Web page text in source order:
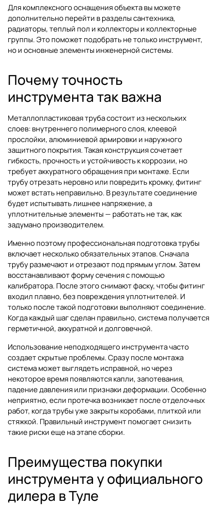
Для комплексного оснащения объекта вы можете
дополнительно перейти в разделысантехника,
радиаторы,теплый пол и коллекторы и коллекторные
группы. Это поможет подобрать не только инструмент,
но и основные элементы инженерной системы.
Почему точность
инструмента так важна
Металлопластиковая труба состоит из нескольких
слоев: внутреннего полимерного слоя, клеевой
прослойки, алюминиевой армировки и наружного
защитного покрытия. Такая конструкция сочетает
гибкость, прочность и устойчивость к коррозии, но
требует аккуратного обращения при монтаже. Если
трубу отрезать неровно или повредить кромку, фитинг
может встать неправильно. В результате соединение
будет испытывать лишнее напряжение, а
уплотнительные элементы — работать не так, как
задумано производителем.
Именно поэтому профессиональная подготовка трубы
включает несколько обязательных этапов. Сначала
трубу размечают и отрезают под прямым углом. Затем
восстанавливают форму сечения с помощью
калибратора. После этого снимают фаску, чтобы фитинг
входил плавно, без повреждения уплотнителей. И
только после такой подготовки выполняют соединение.
Когда каждый шаг сделан правильно, система получается
герметичной, аккуратной и долговечной.
Использование неподходящего инструмента часто
создает скрытые проблемы. Сразу после монтажа
система может выглядеть исправной, но через
некоторое время появляются капли, запотевания,
падение давления или признаки деформации. Особенно
неприятно, если протечка возникает после отделочных
работ, когда трубы уже закрыты коробами, плиткой или
стяжкой. Правильный инструмент помогает снизить
такие риски еще на этапе сборки.
Преимущества покупки
инструмента у официального
дилера в Туле